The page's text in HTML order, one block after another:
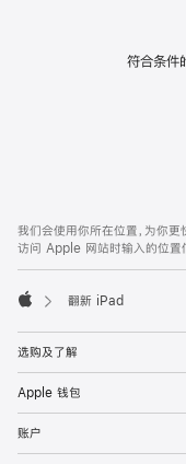
符合条件
页
页
脚
注
我们会使用你所在位置，为你
访问 Apple 网站时输入的位置
翻新 iPad
选购及了解
Apple 钱包
账户